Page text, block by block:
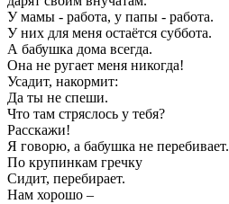
У мамы - работа, у папы - работа.
У них для меня остаётся суббота.
А бабушка дома всегда.
Она не ругает меня никогда!
Усадит, накормит:
Да ты не спеши.
Что там стряслось у тебя?
Расскажи!
Я говорю, а бабушка не перебивает.
По крупинкам гречку
Сидит, перебирает.
Нам хорошо –